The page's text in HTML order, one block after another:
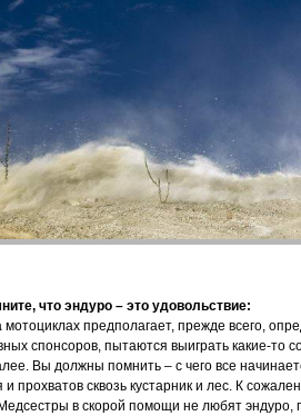
что эндуро – это удовольствие:
мотоциклах предполагает, прежде всего,
спонсоров, пытаются выиграть какие-то
Вы должны помнить – с чего все
и прохватов сквозь кустарник и лес. К
в скорой помощи не любят эндуро,